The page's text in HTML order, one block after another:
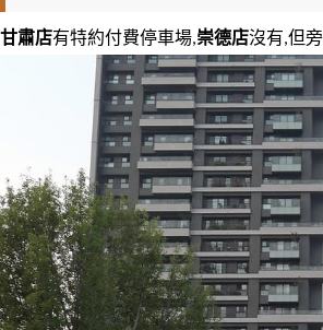
甘肅店有特約付費停車場,崇德店沒有,但